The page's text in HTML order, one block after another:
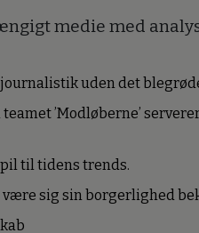
medie med
uden det
’Modløberne’
til tidens trends.
sig sin borgerlighed